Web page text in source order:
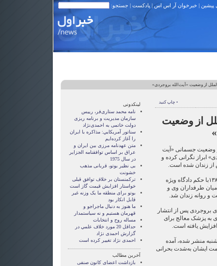
پیشین | خبرخوان آر اس اس| پادکست | جستجو:
از وضعیت «آیت‌الله بروجردی»
• چاپ کنید
از وضعیت
از وضعیت جسمانی «آیت
ابراز نگرانی کرده و
از زندان شده است.
آقای بروجردی در مهرماه سال ۱۳۸۵با حکم دادگاه ویژه
طرفداران وی و
و روانه زندان شد.
بروجردی پس از انتشار
به پزشک معالج برای
یافته است.
شنبه منشر شده، آمده
ایشان به‌شدت بحرانی
لینکدونی
نامه محمد ستاری‌فر، رییس
سازمان مدیریت و برنامه ریزی
دولت خاتمی به احمدی‌نژاد
سناتور آمريکايي: مذاکره با ايران
را آغاز کرده‌ايم
متن عهدنامه مرزى بين ايران و
عراق بر اساس توافقنامه الجزاير
در سال 1975
بی نظیر بوتو، قربانی مذهب
خشونت
ترکمنستان بر خلاف توافق قبلی
خواستار افزایش قیمت گاز است
بوتو برای منطقه ما یک وزنه غیر
قابل انکار بود
ما هنوز به دنبال ماجراجو و
قهرمان هستيم و نه سياستمدار
مساله روح و انتخابات
حداقل 20 مورد خلاف علمي در
گزارش احمدی نژاد
احمدی نژاد تغییر کرده است
آخرین مطالب
بازداشت اعضای کانون صنفی